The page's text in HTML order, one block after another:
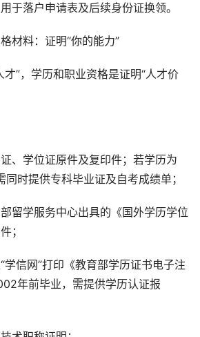
于落户申请表及后续身份证换领。
材料：证明“你的能力”
才”，学历和职业资格是证明“人才价
、学位证原件及复印件；若学历为
同时提供专科毕业证及自考成绩单；
留学服务中心出具的《国外学历学位
；
学信网”打印《教育部学历证书电子注
年前毕业，需提供学历认证报